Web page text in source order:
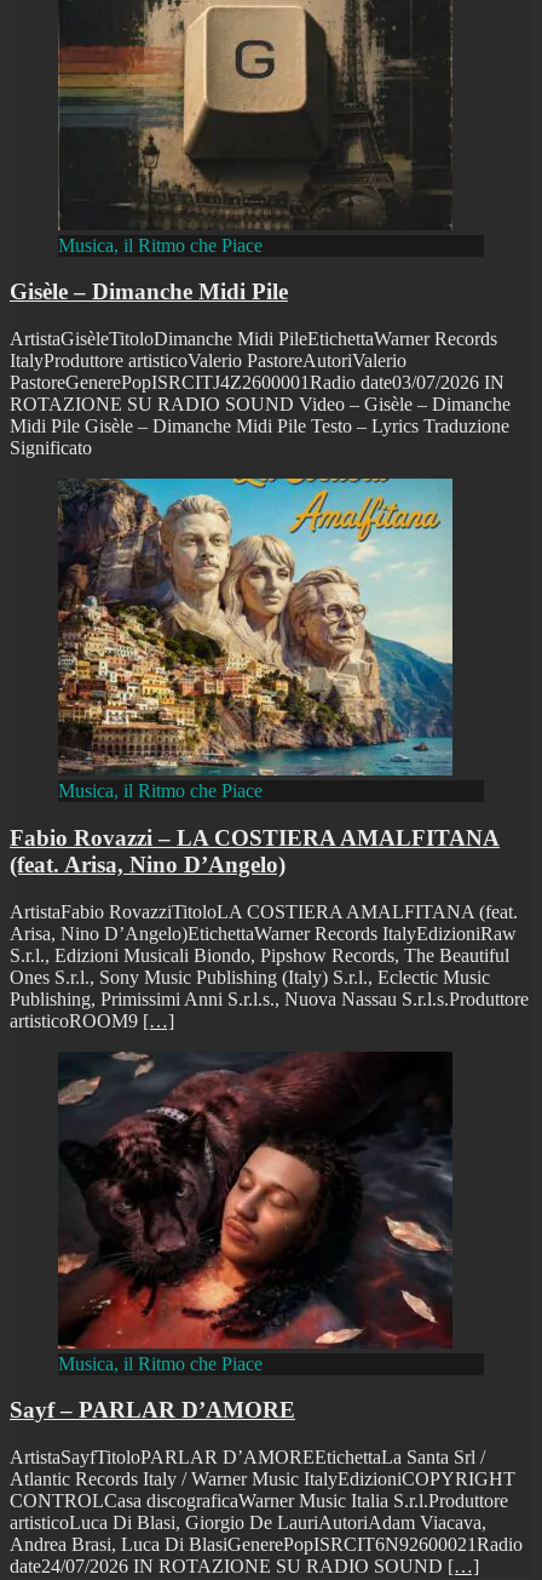
Musica, il Ritmo che Piace
Gisèle – Dimanche Midi Pile
ArtistaGisèleTitoloDimanche Midi PileEtichettaWarner Records
ItalyProduttore artisticoValerio PastoreAutoriValerio
PastoreGenerePopISRCITJ4Z2600001Radio date03/07/2026 IN
ROTAZIONE SU RADIO SOUND Video – Gisèle – Dimanche
Midi Pile Gisèle – Dimanche Midi Pile Testo – Lyrics Traduzione
Significato
Musica, il Ritmo che Piace
Fabio Rovazzi – LA COSTIERA AMALFITANA
(feat. Arisa, Nino D’Angelo)
ArtistaFabio RovazziTitoloLA COSTIERA AMALFITANA (feat.
Arisa, Nino D’Angelo)EtichettaWarner Records ItalyEdizioniRaw
S.r.l., Edizioni Musicali Biondo, Pipshow Records, The Beautiful
Ones S.r.l., Sony Music Publishing (Italy) S.r.l., Eclectic Music
Publishing, Primissimi Anni S.r.l.s., Nuova Nassau S.r.l.s.Produttore
artisticoROOM9 […]
Musica, il Ritmo che Piace
Sayf – PARLAR D’AMORE
ArtistaSayfTitoloPARLAR D’AMOREEtichettaLa Santa Srl /
Atlantic Records Italy / Warner Music ItalyEdizioniCOPYRIGHT
CONTROLCasa discograficaWarner Music Italia S.r.l.Produttore
artisticoLuca Di Blasi, Giorgio De LauriAutoriAdam Viacava,
Andrea Brasi, Luca Di BlasiGenerePopISRCIT6N92600021Radio
date24/07/2026 IN ROTAZIONE SU RADIO SOUND […]